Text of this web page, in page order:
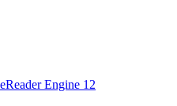
Engine 12